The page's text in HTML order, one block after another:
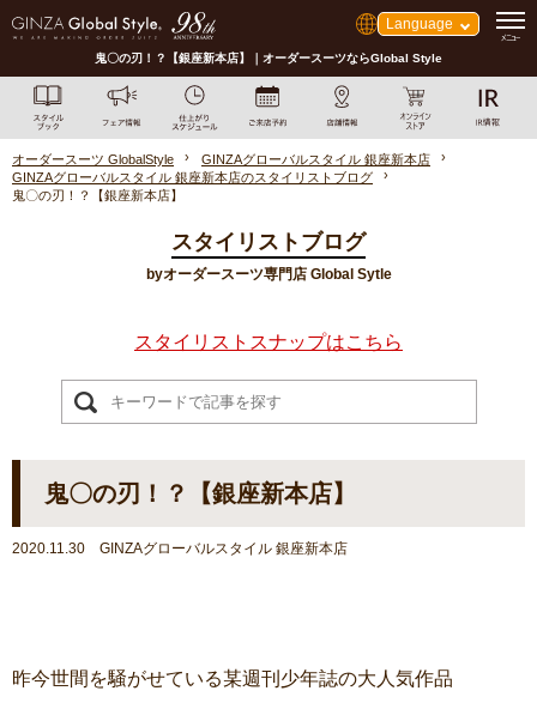
Language
鬼〇の刃！？【銀座新本店】｜オーダースーツならGlobal Style
オーダースーツ GlobalStyle
GINZAグローバルスタイル 銀座新本店
GINZAグローバルスタイル 銀座新本店のスタイリストブログ
鬼〇の刃！？【銀座新本店】
スタイリストブログ
byオーダースーツ専門店 Global Sytle
スタイリストスナップはこちら
鬼〇の刃！？【銀座新本店】
2020.11.30 GINZAグローバルスタイル 銀座新本店
昨今世間を騒がせている某週刊少年誌の大人気作品